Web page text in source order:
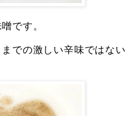
です。
での激しい辛味ではない